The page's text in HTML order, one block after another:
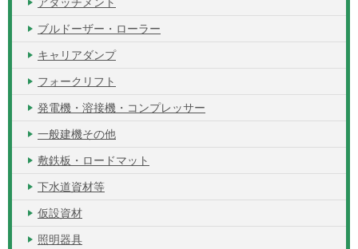
アタッチメント
ブルドーザー・ローラー
キャリアダンプ
フォークリフト
発電機・溶接機・コンプレッサー
一般建機その他
敷鉄板・ロードマット
下水道資材等
仮設資材
照明器具